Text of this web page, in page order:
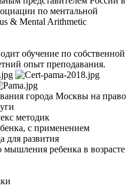
по ментальной
& Mental Arithmetic
обучение по собственной
опыт преподавания.
города Москвы на право
методик
с применением
для развития
мышления ребенка в возрасте